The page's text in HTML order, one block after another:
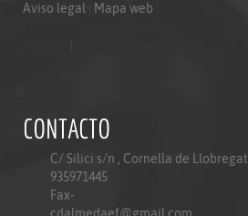
Aviso legal Mapa web
CONTACTO
C/ Silici s/n , Cornella de Llobregat
935971445
Fax-